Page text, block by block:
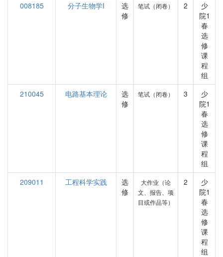
008185
分子生物学I
选
修
笔试（闭卷） 2
少
院1
春
选
修
课
程
组
210045
电路基本理论
选
修
笔试（闭卷） 3
少
院1
春
选
修
课
程
组
209011
工程科学实践
选
修
大作业（论
文、报告、项
目或作品等）
2
少
院1
春
选
修
课
程
组